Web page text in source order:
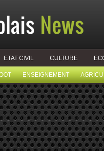
ETAT CIVIL CULTURE
ENSEIGNEMENT